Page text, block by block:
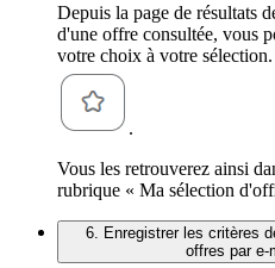
Depuis la page de résultats
d'une offre consultée, vous
votre choix à votre
.
Vous les retrouverez ainsi
rubrique « Ma sélection
6. Enregistrer les critères
offres par e-